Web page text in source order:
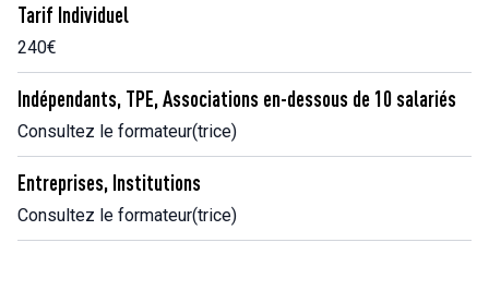
Tarif Individuel
240€
Indépendants, TPE, Associations en-dessous de 10 salariés
Consultez le formateur(trice)
Entreprises, Institutions
Consultez le formateur(trice)